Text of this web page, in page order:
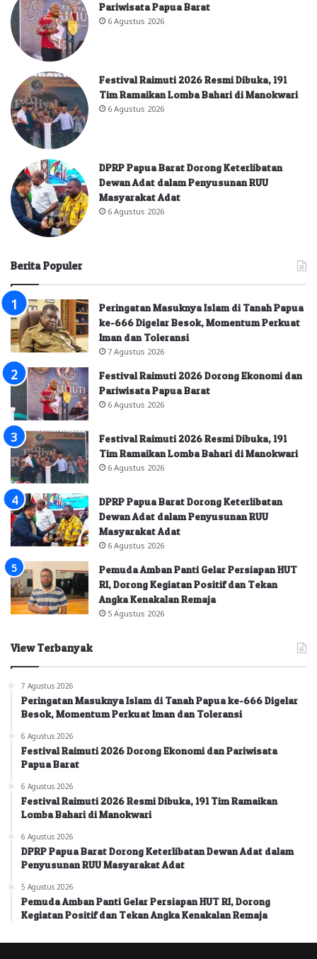
Pariwisata Papua Barat
6 Agustus 2026
Festival Raimuti 2026 Resmi Dibuka, 191
Tim Ramaikan Lomba Bahari di Manokwari
6 Agustus 2026
DPRP Papua Barat Dorong Keterlibatan
Dewan Adat dalam Penyusunan RUU
Masyarakat Adat
6 Agustus 2026
Berita Populer
Peringatan Masuknya Islam di Tanah Papua
ke-666 Digelar Besok, Momentum Perkuat
Iman dan Toleransi
7 Agustus 2026
Festival Raimuti 2026 Dorong Ekonomi dan
Pariwisata Papua Barat
6 Agustus 2026
Festival Raimuti 2026 Resmi Dibuka, 191
Tim Ramaikan Lomba Bahari di Manokwari
6 Agustus 2026
DPRP Papua Barat Dorong Keterlibatan
Dewan Adat dalam Penyusunan RUU
Masyarakat Adat
6 Agustus 2026
Pemuda Amban Panti Gelar Persiapan HUT
RI, Dorong Kegiatan Positif dan Tekan
Angka Kenakalan Remaja
5 Agustus 2026
View Terbanyak
7 Agustus 2026
Peringatan Masuknya Islam di Tanah Papua ke-666 Digelar
Besok, Momentum Perkuat Iman dan Toleransi
6 Agustus 2026
Festival Raimuti 2026 Dorong Ekonomi dan Pariwisata
Papua Barat
6 Agustus 2026
Festival Raimuti 2026 Resmi Dibuka, 191 Tim Ramaikan
Lomba Bahari di Manokwari
6 Agustus 2026
DPRP Papua Barat Dorong Keterlibatan Dewan Adat dalam
Penyusunan RUU Masyarakat Adat
5 Agustus 2026
Pemuda Amban Panti Gelar Persiapan HUT RI, Dorong
Kegiatan Positif dan Tekan Angka Kenakalan Remaja